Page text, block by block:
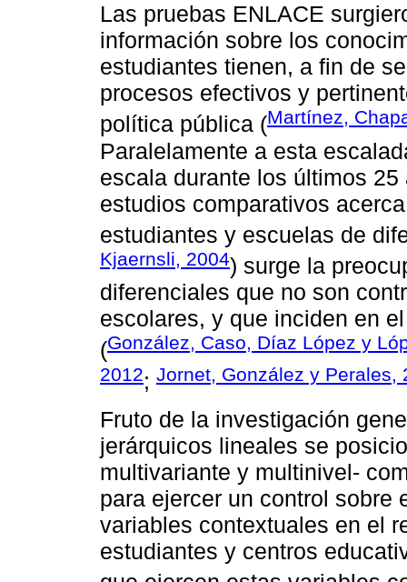
Las pruebas ENLACE
información sobre los
estudiantes tienen, a fin de
procesos efectivos y
política pública (Martínez,
Paralelamente a esta
escala durante los últimos
estudios comparativos
estudiantes y escuelas de
Kjaernsli, 2004) surge la
diferenciales que no son
escolares, y que inciden en
(González, Caso, Díaz López y
2012; Jornet, González y Perales,
Fruto de la investigación
jerárquicos lineales se
multivariante y multinivel-
para ejercer un control sobre
variables contextuales en el
estudiantes y centros